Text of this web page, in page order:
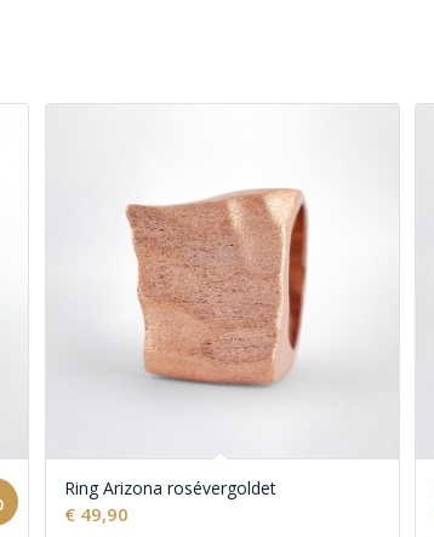
Ring Arizona rosévergoldet
€49,90